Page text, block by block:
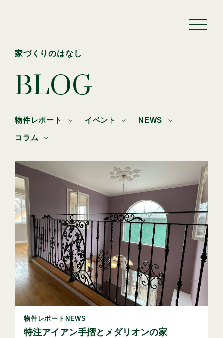
家づくりのはなし
BLOG
物件レポート イベント NEWS
コラム
物件レポートNEWS
特注アイアン手摺とメダリオンの家